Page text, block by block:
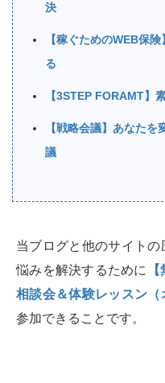
決
【稼ぐためのWEB保
る
【3STEP FORAMT】
【戦略会議】あなた
議
当ブログと他のサイト
悩みを解決するために
相談会＆体験レッスン（
参加できることです。